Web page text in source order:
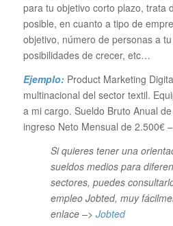
para tu objetivo corto plazo, trata
posible, en cuanto a tipo de
objetivo, número de personas a
posibilidades de crecer, etc…
Ejemplo:Product Marketing
multinacional del sector textil.
a mi cargo. Sueldo Bruto Anual
ingreso Neto Mensual de 2.500€
Si quieres tener una
sueldos medios para
sectores, puedes
empleo Jobted, muy
enlace –> Jobted